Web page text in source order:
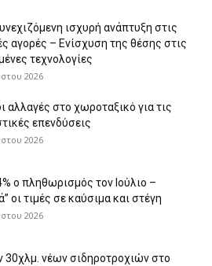
ισχυρή ανάπτυξη στις
αγορές – Ενίσχυση της θέσης στις
τεχνολογίες
2026
αλλαγές στο χωροταξικό για τις
επενδύσεις
2026
ο πληθωρισμός τον Ιούλιο –
οι τιμές σε καύσιμα και στέγη
2026
30χλμ. νέων σιδηροτροχιών στο